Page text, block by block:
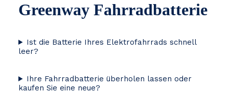
Greenway Fahrradbatterie
Ist die Batterie Ihres Elektrofahrrads schnell
leer?
Ihre Fahrradbatterie überholen lassen oder
kaufen Sie eine neue?